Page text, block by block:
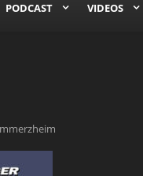
PODCAST VIDEOS